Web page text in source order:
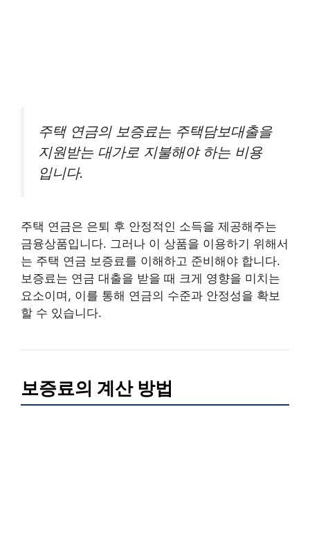
주택 연금의 보증료는 주택담보대출을
지원받는 대가로 지불해야 하는 비용
입니다.
주택 연금은 은퇴 후 안정적인 소득을 제공해주는
금융상품입니다. 그러나 이 상품을 이용하기 위해서
는 주택 연금 보증료를 이해하고 준비해야 합니다.
보증료는 연금 대출을 받을 때 크게 영향을 미치는
요소이며, 이를 통해 연금의 수준과 안정성을 확보
할 수 있습니다.
보증료의 계산 방법